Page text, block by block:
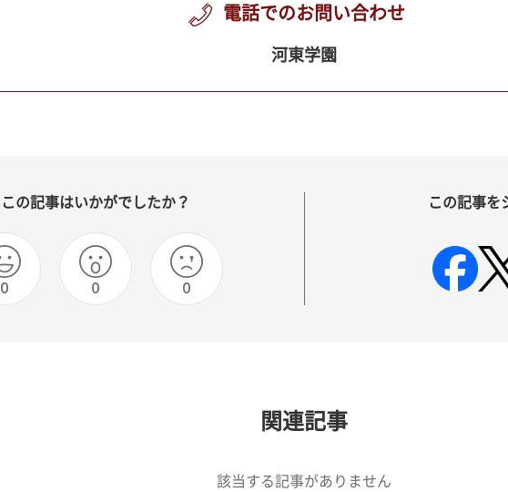
電話でのお問い合わせ
河東学園
この記事はいかがでしたか？
0 0 0
この記事を
関連記事
該当する記事がありません